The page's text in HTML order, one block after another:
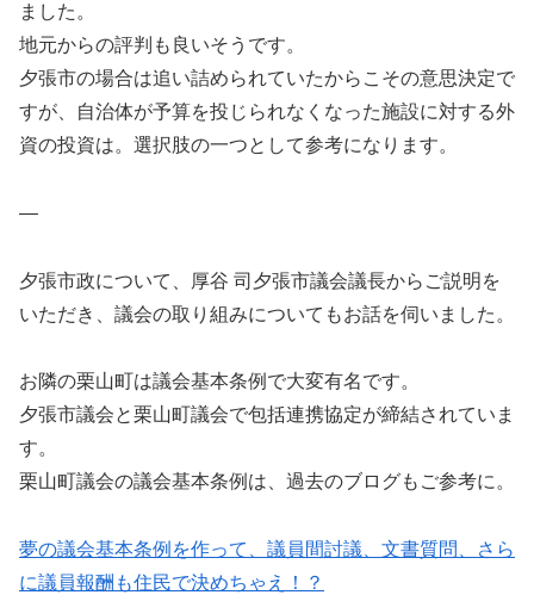
ました。
地元からの評判も良いそうです。
夕張市の場合は追い詰められていたからこその意思決定で
すが、自治体が予算を投じられなくなった施設に対する外
資の投資は。選択肢の一つとして参考になります。
—
夕張市政について、厚谷 司夕張市議会議長からご説明を
いただき、議会の取り組みについてもお話を伺いました。
お隣の栗山町は議会基本条例で大変有名です。
夕張市議会と栗山町議会で包括連携協定が締結されていま
す。
栗山町議会の議会基本条例は、過去のブログもご参考に。
夢の議会基本条例を作って、議員間討議、文書質問、さら
に議員報酬も住民で決めちゃえ！？